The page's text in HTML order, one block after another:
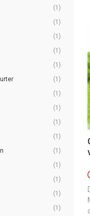
(1)
(1)
(1)
(1)
(1)
(1)
(1)
(1)
(1)
(1)
(1)
(1)
(1)
(1)
(1)